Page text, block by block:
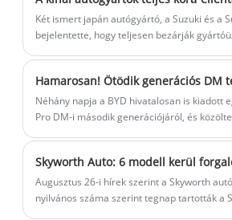
meg.
Két ismert japán autógyártó, a Suzuki és a
bejelentette, hogy teljesen bezárják
Néhány napja a BYD hivatalosan is kiadott
Pro DM-i második generációjáról, és
hibrid technológiájával szerelték fel.
Augusztus 26-i hírek szerint a Skyworth
nyilvános száma szerint tegnap tartották a